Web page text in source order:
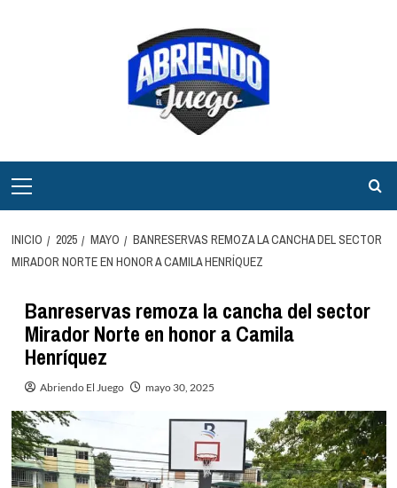
principal
INICIO 2025 MAYO
BANRESERVAS REMOZA LA CANCHA DEL SECTOR
MIRADOR NORTE EN HONOR A CAMILA HENRÍQUEZ
Banreservas remoza la cancha del sector
Mirador Norte en honor a Camila
Henríquez
Abriendo El Juego mayo 30, 2025